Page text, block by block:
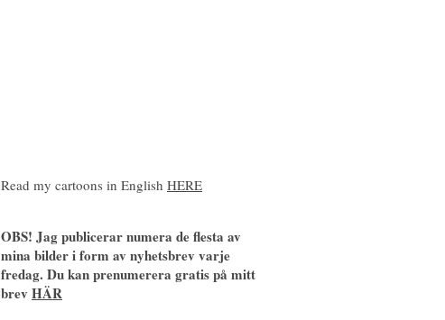
Read my cartoons in English HERE
OBS! Jag publicerar numera de flesta av
mina bilder i form av nyhetsbrev varje
fredag. Du kan prenumerera gratis på mitt
brev HÄR